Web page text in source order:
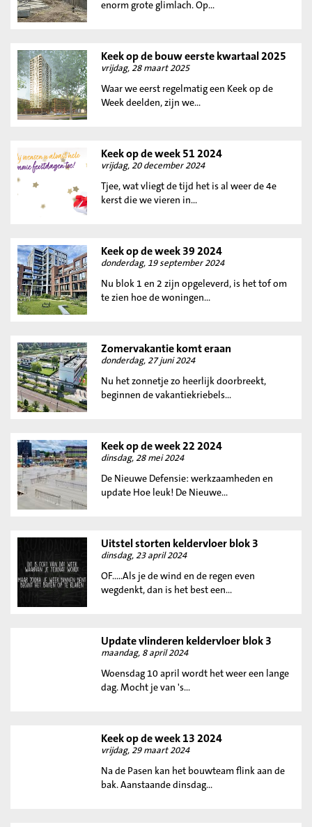
enorm grote glimlach. Op...
Keek op de bouw eerste kwartaal 2025
vrijdag, 28 maart 2025
Waar we eerst regelmatig een Keek op de
Week deelden, zijn we...
Keek op de week 51 2024
vrijdag, 20 december 2024
Tjee, wat vliegt de tijd het is al weer de 4e
kerst die we vieren in...
Keek op de week 39 2024
donderdag, 19 september 2024
Nu blok 1 en 2 zijn opgeleverd, is het tof om
te zien hoe de woningen...
Zomervakantie komt eraan
donderdag, 27 juni 2024
Nu het zonnetje zo heerlijk doorbreekt,
beginnen de vakantiekriebels...
Keek op de week 22 2024
dinsdag, 28 mei 2024
De Nieuwe Defensie: werkzaamheden en
update Hoe leuk! De Nieuwe...
Uitstel storten keldervloer blok 3
dinsdag, 23 april 2024
OF.....Als je de wind en de regen even
wegdenkt, dan is het best een...
Update vlinderen keldervloer blok 3
maandag, 8 april 2024
Woensdag 10 april wordt het weer een lange
dag. Mocht je van 's...
Keek op de week 13 2024
vrijdag, 29 maart 2024
Na de Pasen kan het bouwteam flink aan de
bak. Aanstaande dinsdag...